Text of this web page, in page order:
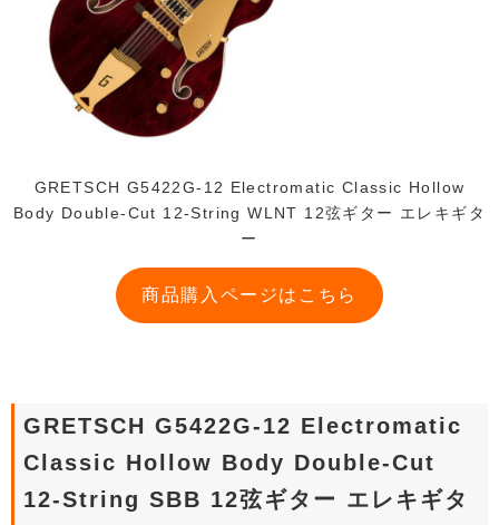
GRETSCH G5422G-12 Electromatic Classic Hollow
Body Double-Cut 12-String WLNT 12弦ギター エレキギタ
ー
商品購入ページはこちら
GRETSCH G5422G-12 Electromatic
Classic Hollow Body Double-Cut
12-String SBB 12弦ギター エレキギタ